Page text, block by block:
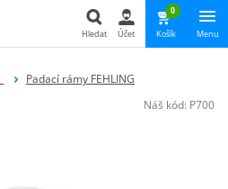
Hledat Účet
0
Košík Menu
Padací rámy FEHLING
Náš kód: P700